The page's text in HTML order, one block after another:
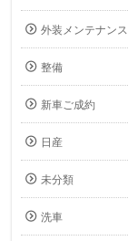
外装メンテナンス
整備
新車ご成約
日産
未分類
洗車